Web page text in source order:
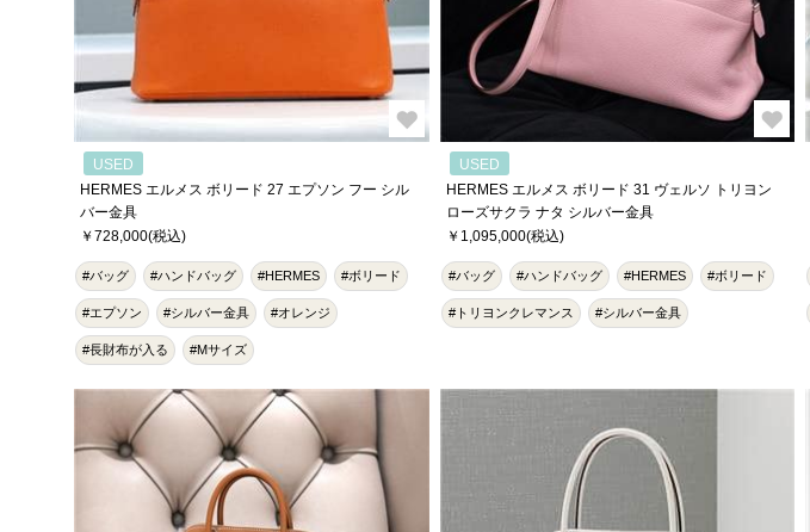
USED
HERMES エルメス ボリード 27 エプソン フー シル
バー金具
￥728,000(税込)
#バッグ #ハンドバッグ #HERMES #ボリード
#エプソン #シルバー金具 #オレンジ
#長財布が入る #Mサイズ
USED
HERMES エルメス ボリード 31 ヴェルソ トリヨン
ローズサクラ ナタ シルバー金具
￥1,095,000(税込)
#バッグ #ハンドバッグ #HERMES #ボリード
#トリヨンクレマンス #シルバー金具